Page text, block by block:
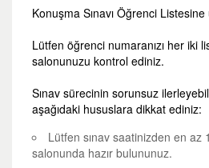
Konuşma Sınavı Öğrenci
Lütfen öğrenci numaranızı her iki
salonunuzu kontrol ediniz.
Sınav sürecinin sorunsuz
aşağıdaki hususlara dikkat ediniz:
Lütfen sınav saatinizden en az
salonunda hazır bulununuz.